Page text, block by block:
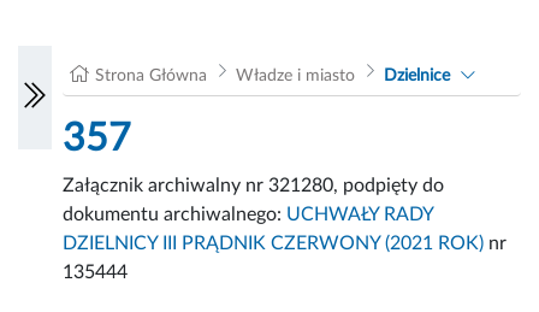
Strona Główna Władze i miasto Dzielnice
357
Załącznik archiwalny nr 321280, podpięty do
dokumentu archiwalnego: UCHWAŁY RADY
DZIELNICY III PRĄDNIK CZERWONY (2021 ROK) nr
135444